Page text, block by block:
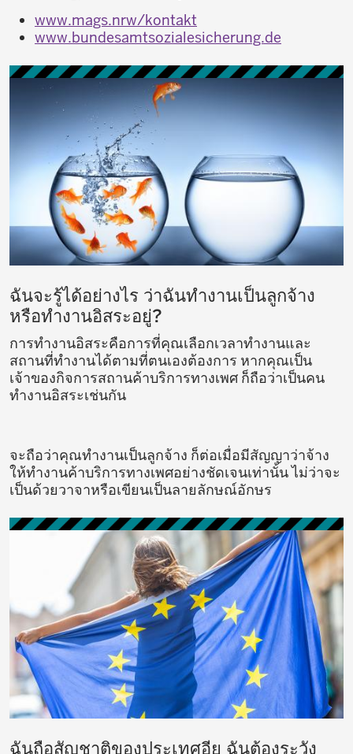
www.mags.nrw/kontakt
www.bundesamtsozialesicherung.de
ฉันจะรู้ได้อย่างไร ว่าฉันทำงานเป็นลูกจ้าง
หรือทำงานอิสระอยู่?
การทำงานอิสระคือการที่คุณเลือกเวลาทำงานและ
สถานที่ทำงานได้ตามที่ตนเองต้องการ หากคุณเป็น
เจ้าของกิจการสถานค้าบริการทางเพศ ก็ถือว่าเป็นคน
ทำงานอิสระเช่นกัน
จะถือว่าคุณทำงานเป็นลูกจ้าง ก็ต่อเมื่อมีสัญญาว่าจ้าง
ให้ทำงานค้าบริการทางเพศอย่างชัดเจนเท่านั้น ไม่ว่าจะ
เป็นด้วยวาจาหรือเขียนเป็นลายลักษณ์อักษร
ฉันถือสัญชาติของประเทศอียู ฉันต้องระวัง